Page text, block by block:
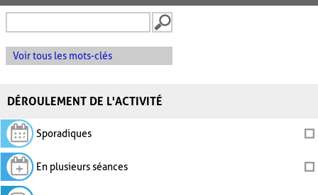
Voir tous les mots-clés
DÉROULEMENT DE L'ACTIVITÉ
Sporadiques
En plusieurs séances